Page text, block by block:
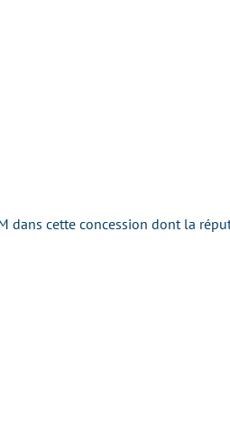
dans cette concession dont la